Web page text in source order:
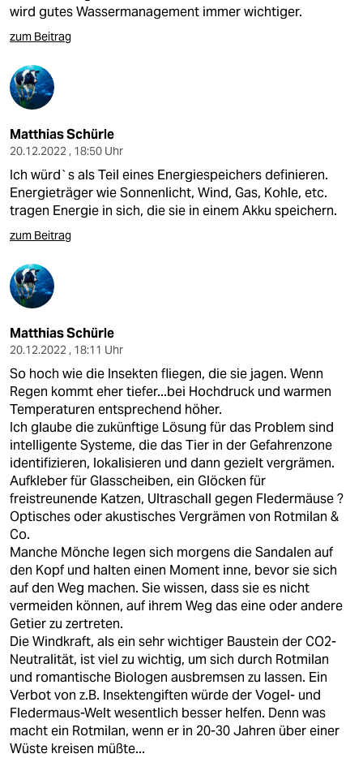
wird gutes Wassermanagement immer wichtiger.
zum Beitrag
Matthias Schürle
20.12.2022 , 18:50 Uhr
Ich würd`s als Teil eines Energiespeichers definieren.
Energieträger wie Sonnenlicht, Wind, Gas, Kohle, etc.
tragen Energie in sich, die sie in einem Akku speichern.
zum Beitrag
Matthias Schürle
20.12.2022 , 18:11 Uhr
So hoch wie die Insekten fliegen, die sie jagen. Wenn
Regen kommt eher tiefer...bei Hochdruck und warmen
Temperaturen entsprechend höher.
Ich glaube die zukünftige Lösung für das Problem sind
intelligente Systeme, die das Tier in der Gefahrenzone
identifizieren, lokalisieren und dann gezielt vergrämen.
Aufkleber für Glasscheiben, ein Glöcken für
freistreunende Katzen, Ultraschall gegen Fledermäuse ?
Optisches oder akustisches Vergrämen von Rotmilan &
Co.
Manche Mönche legen sich morgens die Sandalen auf
den Kopf und halten einen Moment inne, bevor sie sich
auf den Weg machen. Sie wissen, dass sie es nicht
vermeiden können, auf ihrem Weg das eine oder andere
Getier zu zertreten.
Die Windkraft, als ein sehr wichtiger Baustein der CO2-
Neutralität, ist viel zu wichtig, um sich durch Rotmilan
und romantische Biologen ausbremsen zu lassen. Ein
Verbot von z.B. Insektengiften würde der Vogel- und
Fledermaus-Welt wesentlich besser helfen. Denn was
macht ein Rotmilan, wenn er in 20-30 Jahren über einer
Wüste kreisen müßte...